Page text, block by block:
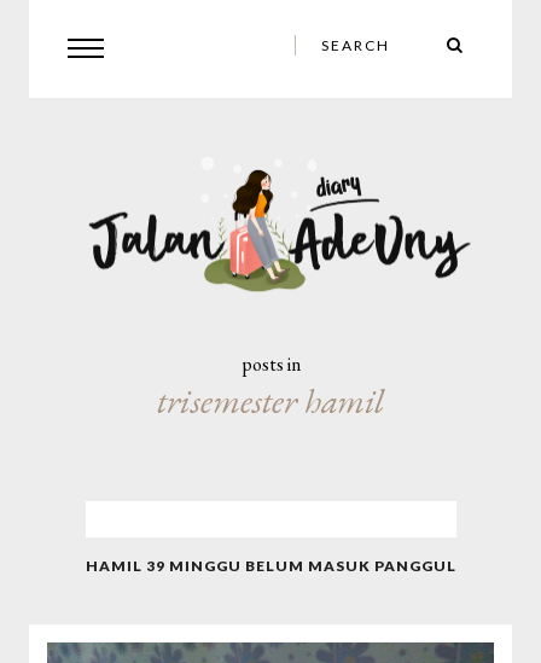
posts in
trisemester hamil
HAMIL 39 MINGGU BELUM MASUK PANGGUL